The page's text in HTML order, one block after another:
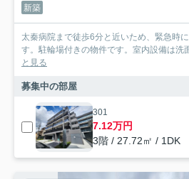
新築
太秦病院まで徒歩6分と近いため、緊急時
す。駐輪場付きの物件です。室内設備は洗
と見る
募集中の部屋
301
7.12万円
3階 / 27.72㎡ / 1DK